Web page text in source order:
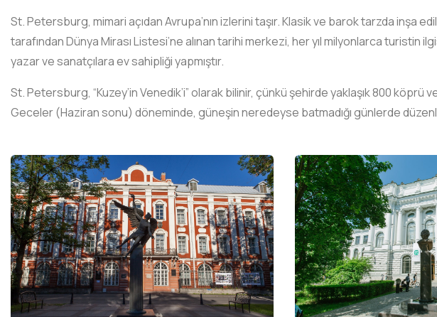
St. Petersburg, mimari açıdan Avrupa’nın izlerini taşır. Klasik ve barok tarzda inşa
tarafından Dünya Mirası Listesi’ne alınan tarihi merkezi, her yıl milyonlarca
yazar ve sanatçılara ev sahipliği yapmıştır.
St. Petersburg, “Kuzey’in Venedik’i” olarak bilinir, çünkü şehirde yaklaşık 800 köprü
Geceler (Haziran sonu) döneminde, güneşin neredeyse batmadığı günlerde